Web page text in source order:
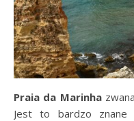
Praia da Marinha
Jest to bardzo